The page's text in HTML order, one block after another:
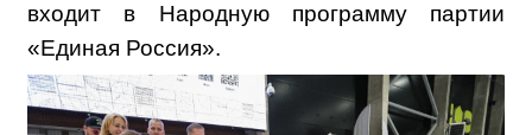
входит в Народную программу партии
«Единая Россия».